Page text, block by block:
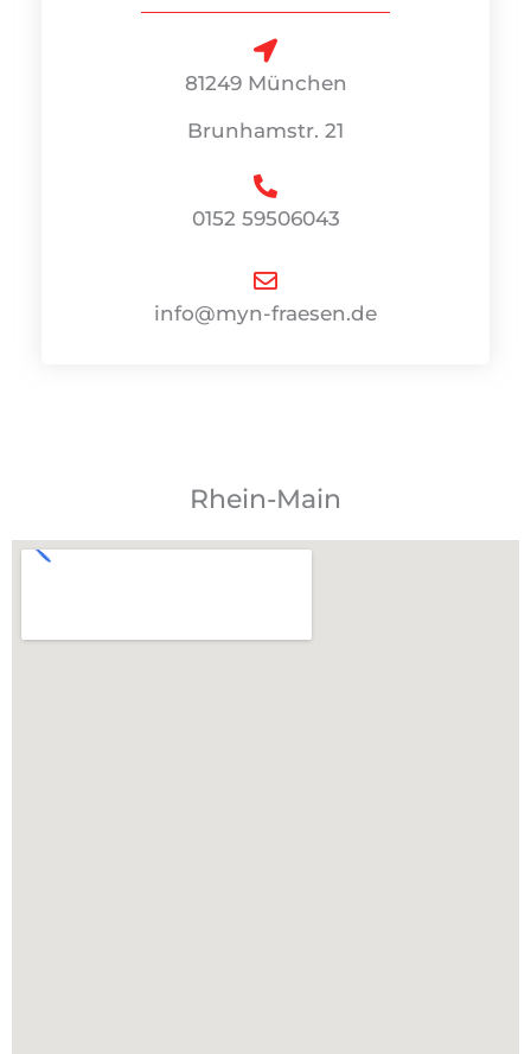
81249 München
Brunhamstr. 21
0152 59506043
info@myn-fraesen.de
Rhein-Main